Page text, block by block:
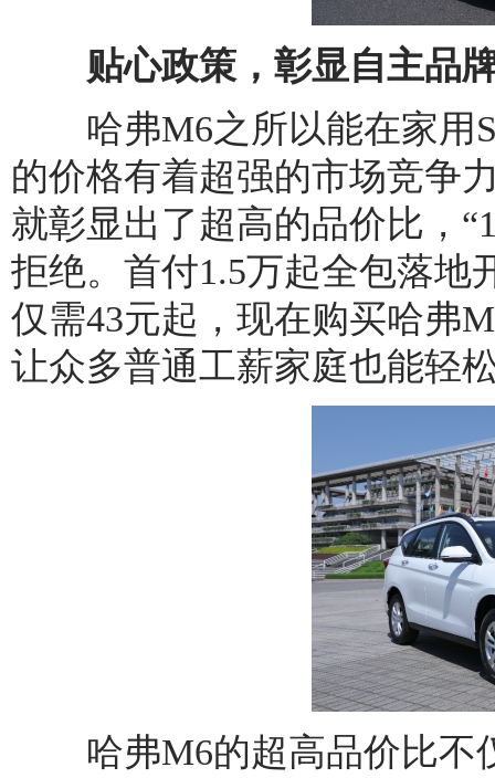
贴心政策，彰显自主品牌
哈弗M6之所以能在家用
的价格有着超强的市场竞争
就彰显出了超高的品价比，
拒绝。首付1.5万起全包落地
仅需43元起，现在购买哈弗
让众多普通工薪家庭也能轻
哈弗M6的超高品价比不